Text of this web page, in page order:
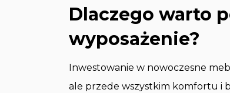
Dlaczego warto
wyposażenie?
Inwestowanie w nowoczesne
ale przede wszystkim komfortu i